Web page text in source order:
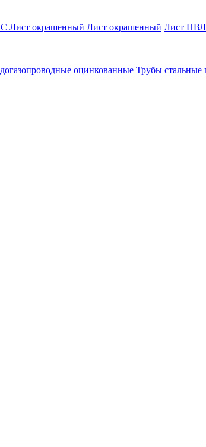
Лист окрашенный Лист окрашенный Лист ПВЛ
оцинкованные Трубы стальные